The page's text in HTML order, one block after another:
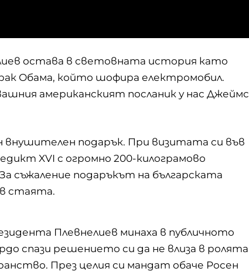
остава в световната история като
Обама, който шофира електромобил.
американският посланик у нас Джеймс
внушителен подарък. При визитата си във
XVI с огромно 200-килограмово
съжаление подаръкът на българската
в стаята.
Плевнелиев минаха в публичното
спази решението си да не влиза в ролята
През целия си мандат обаче Росен